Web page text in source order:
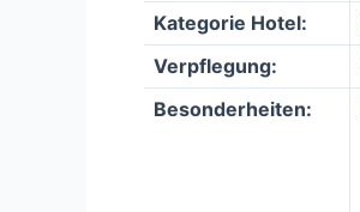
Kategorie Hotel:
Verpflegung:
Besonderheiten: